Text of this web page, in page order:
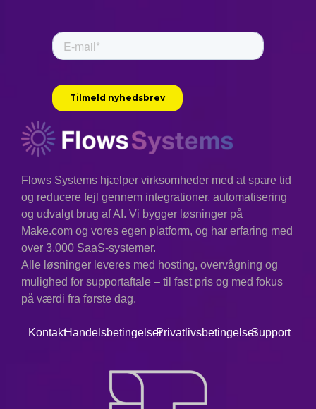
Flows Systems hjælper virksomheder med at spare tid
og reducere fejl gennem integrationer, automatisering
og udvalgt brug af AI. Vi bygger løsninger på
Make.com og vores egen platform, og har erfaring med
over 3.000 SaaS-systemer.
Alle løsninger leveres med hosting, overvågning og
mulighed for supportaftale – til fast pris og med fokus
på værdi fra første dag.
KontaktHandelsbetingelserPrivatlivsbetingelserSupport